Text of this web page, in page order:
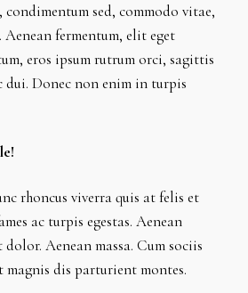
sed, commodo vitae,
fermentum, elit eget
eros ipsum rutrum orci, sagittis
dui. Donec non enim in turpis
rhoncus viverra quis at felis et
ac turpis egestas. Aenean
Aenean massa. Cum sociis
magnis dis parturient montes.